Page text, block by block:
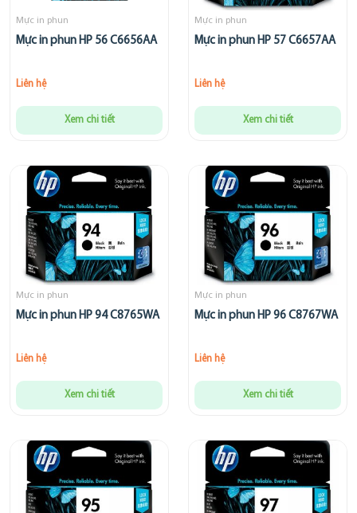
Mực in phun
Mực in phun HP 56 C6656AA
Liên hệ
Xem chi tiết
Mực in phun
Mực in phun HP 57 C6657AA
Liên hệ
Xem chi tiết
Mực in phun
Mực in phun HP 94 C8765WA
Liên hệ
Xem chi tiết
Mực in phun
Mực in phun HP 96 C8767WA
Liên hệ
Xem chi tiết